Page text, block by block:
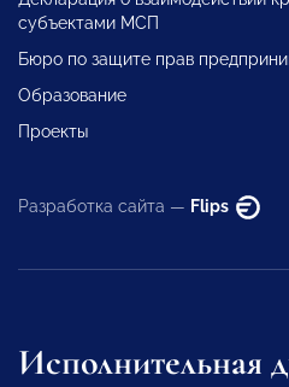
субъектами МСП
Бюро по защите прав
Образование
Проекты
Разработка сайта — Flips
Исполнительная